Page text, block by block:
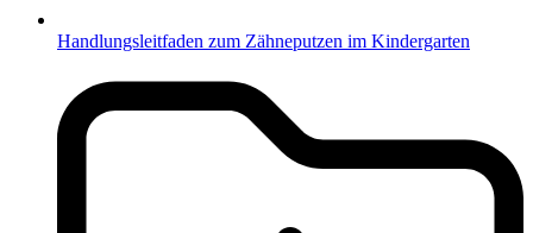
Handlungsleitfaden zum Zähneputzen im Kindergarten